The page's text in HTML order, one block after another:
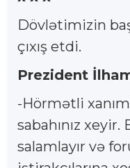
Dövlətimizin
çıxış etdi.
Prezident
-Hörmətli
sabahınız xeyir.
salamlayır və